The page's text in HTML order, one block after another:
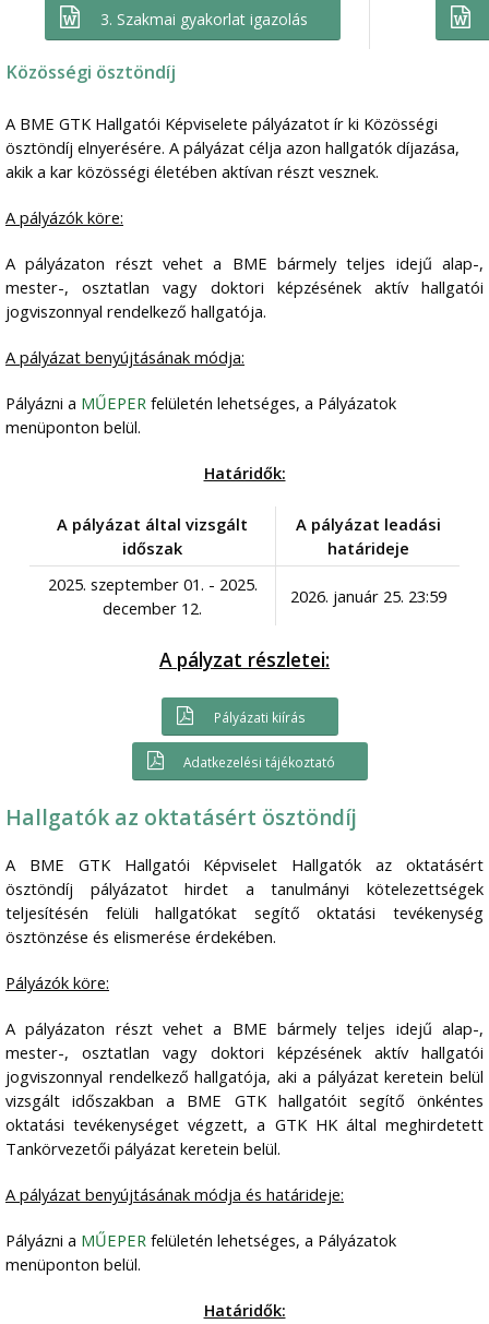
3. Szakmai gyakorlat igazolás
Közösségi ösztöndíj
A BME GTK Hallgatói Képviselete pályázatot ír ki Közösségi
ösztöndíj elnyerésére. A pályázat célja azon hallgatók díjazása,
akik a kar közösségi életében aktívan részt vesznek.
A pályázók köre:
A pályázaton részt vehet a BME bármely teljes idejű alap-,
mester-, osztatlan vagy doktori képzésének aktív hallgatói
jogviszonnyal rendelkező hallgatója.
A pályázat benyújtásának módja:
Pályázni a MŰEPER felületén lehetséges, a Pályázatok
menüponton belül.
Határidők:
A pályázat által vizsgált
időszak
A pályázat leadási
határideje
2025. szeptember 01. - 2025.
december 12.
2026. január 25. 23:59
A pályzat részletei:
Pályázati kiírás
Adatkezelési tájékoztató
Hallgatók az oktatásért ösztöndíj
A BME GTK Hallgatói Képviselet Hallgatók az oktatásért
ösztöndíj pályázatot hirdet a tanulmányi kötelezettségek
teljesítésén felüli hallgatókat segítő oktatási tevékenység
ösztönzése és elismerése érdekében.
Pályázók köre:
A pályázaton részt vehet a BME bármely teljes idejű alap-,
mester-, osztatlan vagy doktori képzésének aktív hallgatói
jogviszonnyal rendelkező hallgatója, aki a pályázat keretein belül
vizsgált időszakban a BME GTK hallgatóit segítő önkéntes
oktatási tevékenységet végzett, a GTK HK által meghirdetett
Tankörvezetői pályázat keretein belül.
A pályázat benyújtásának módja és határideje:
Pályázni a MŰEPER felületén lehetséges, a Pályázatok
menüponton belül.
Határidők: